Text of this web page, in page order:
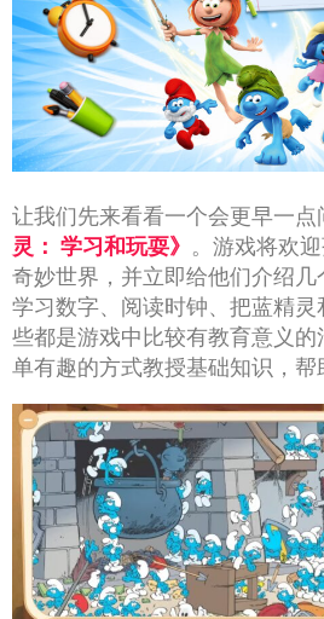
让我们先来看看一个会更早一点
灵： 学习和玩耍》 。游戏将欢
奇妙世界，并立即给他们介绍几
学习数字、阅读时钟、把蓝精
些都是游戏中比较有教育意义
单有趣的方式教授基础知识，帮